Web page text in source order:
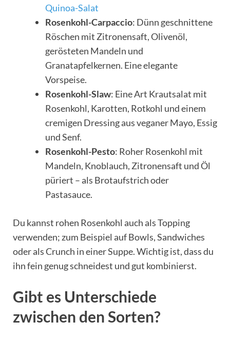
Quinoa-Salat
Rosenkohl-Carpaccio: Dünn geschnittene
Röschen mit Zitronensaft, Olivenöl,
gerösteten Mandeln und
Granatapfelkernen. Eine elegante
Vorspeise.
Rosenkohl-Slaw: Eine Art Krautsalat mit
Rosenkohl, Karotten, Rotkohl und einem
cremigen Dressing aus veganer Mayo, Essig
und Senf.
Rosenkohl-Pesto: Roher Rosenkohl mit
Mandeln, Knoblauch, Zitronensaft und Öl
püriert – als Brotaufstrich oder
Pastasauce.
Du kannst rohen Rosenkohl auch als Topping
verwenden; zum Beispiel auf Bowls, Sandwiches
oder als Crunch in einer Suppe. Wichtig ist, dass du
ihn fein genug schneidest und gut kombinierst.
Gibt es Unterschiede
zwischen den Sorten?